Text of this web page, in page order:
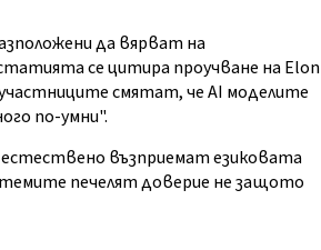
да вярват на
се цитира проучване на Elon
смятат, че AI моделите
по-умни".
естествено възприемат езиковата
печелят доверие не защото